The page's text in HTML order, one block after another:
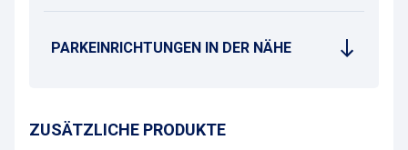
PARKEINRICHTUNGEN IN DER NÄHE
ZUSÄTZLICHE PRODUKTE